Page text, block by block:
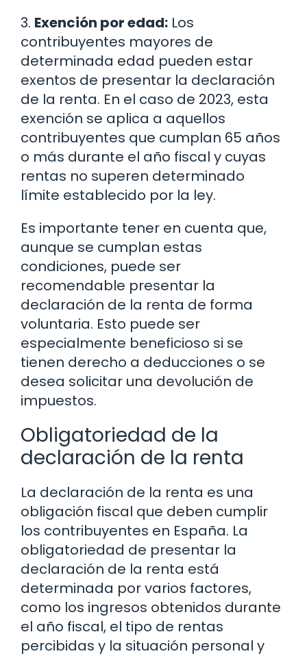
3. Exención por edad: Los
contribuyentes mayores de
determinada edad pueden estar
exentos de presentar la declaración
de la renta. En el caso de 2023, esta
exención se aplica a aquellos
contribuyentes que cumplan 65 años
o más durante el año fiscal y cuyas
rentas no superen determinado
límite establecido por la ley.
Es importante tener en cuenta que,
aunque se cumplan estas
condiciones, puede ser
recomendable presentar la
declaración de la renta de forma
voluntaria. Esto puede ser
especialmente beneficioso si se
tienen derecho a deducciones o se
desea solicitar una devolución de
impuestos.
Obligatoriedad de la
declaración de la renta
La declaración de la renta es una
obligación fiscal que deben cumplir
los contribuyentes en España. La
obligatoriedad de presentar la
declaración de la renta está
determinada por varios factores,
como los ingresos obtenidos durante
el año fiscal, el tipo de rentas
percibidas y la situación personal y